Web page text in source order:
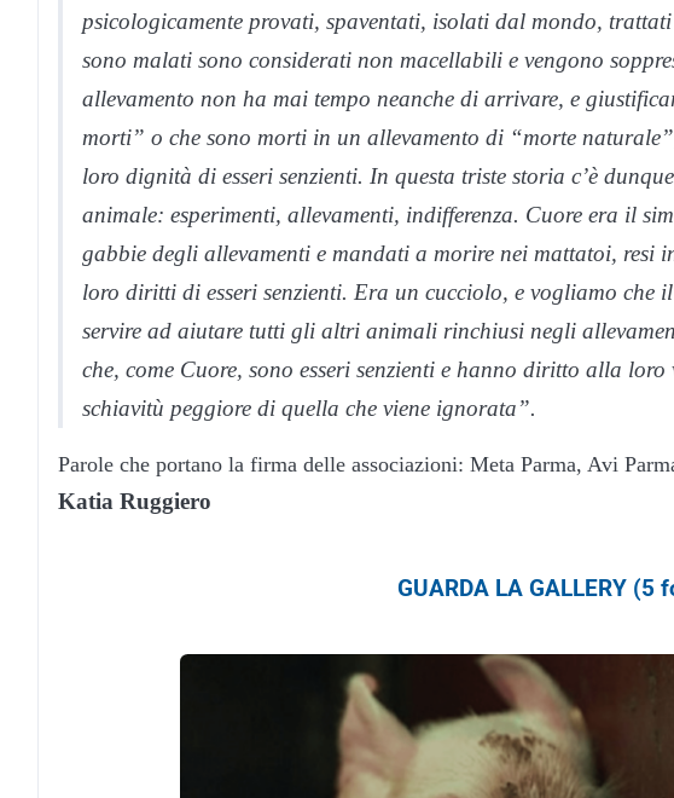
psicologicamente provati, spaventati, isolati dal mondo, trattati
sono malati sono considerati non macellabili e vengono
allevamento non ha mai tempo neanche di arrivare, e
morti” o che sono morti in un allevamento di “morte
loro dignità di esseri senzienti. In questa triste storia c’è
animale: esperimenti, allevamenti, indifferenza. Cuore era il
gabbie degli allevamenti e mandati a morire nei mattatoi,
loro diritti di esseri senzienti. Era un cucciolo, e vogliamo che
servire ad aiutare tutti gli altri animali rinchiusi negli
che, come Cuore, sono esseri senzienti e hanno diritto alla
schiavitù peggiore di quella che viene ignorata”.
Parole che portano la firma delle associazioni: Meta Parma, Avi
Katia Ruggiero
GUARDA LA GALLERY (5